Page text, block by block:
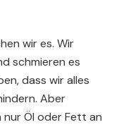
wir es. Wir
schmieren es
dass wir alles
Aber
Öl oder Fett an